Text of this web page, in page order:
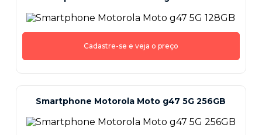
Cadastre-se e veja o preço
Smartphone Motorola Moto g47 5G 256GB